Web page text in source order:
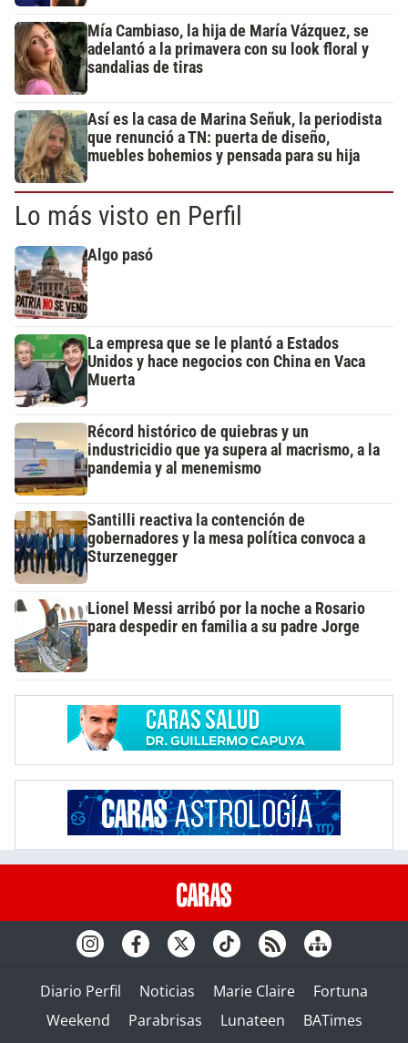
Mía Cambiaso, la hija de María Vázquez, se
adelantó a la primavera con su look floral y
sandalias de tiras
Así es la casa de Marina Señuk, la periodista
que renunció a TN: puerta de diseño,
muebles bohemios y pensada para su hija
Lo más visto en Perfil
Algo pasó
La empresa que se le plantó a Estados
Unidos y hace negocios con China en Vaca
Muerta
Récord histórico de quiebras y un
industricidio que ya supera al macrismo, a la
pandemia y al menemismo
Santilli reactiva la contención de
gobernadores y la mesa política convoca a
Sturzenegger
Lionel Messi arribó por la noche a Rosario
para despedir en familia a su padre Jorge
Diario Perfil Noticias Marie Claire
Fortuna
Weekend
Parabrisas Lunateen BATimes